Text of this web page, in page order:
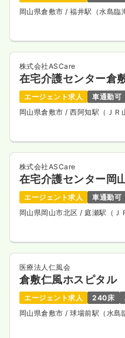
岡山県倉敷市 / 福井駅（水島臨
株式会社ASCare
在宅介護センター倉
エージェント求人
車通勤可
岡山県倉敷市 / 西阿知駅（ＪＲ
株式会社ASCare
在宅介護センター岡
エージェント求人
車通勤可
岡山県岡山市北区 / 庭瀬駅（Ｊ
医療法人仁風会
倉敷仁風ホスピタル
エージェント求人 240床
岡山県倉敷市 / 球場前駅（水島